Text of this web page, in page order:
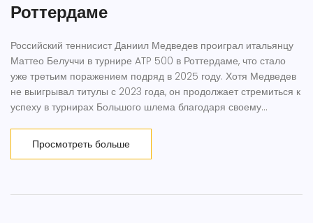
Роттердаме
Российский теннисист Даниил Медведев проиграл итальянцу
Маттео Белуччи в турнире ATP 500 в Роттердаме, что стало
уже третьим поражением подряд в 2025 году. Хотя Медведев
не выигрывал титулы с 2023 года, он продолжает стремиться к
успеху в турнирах Большого шлема благодаря своему
Просмотреть больше